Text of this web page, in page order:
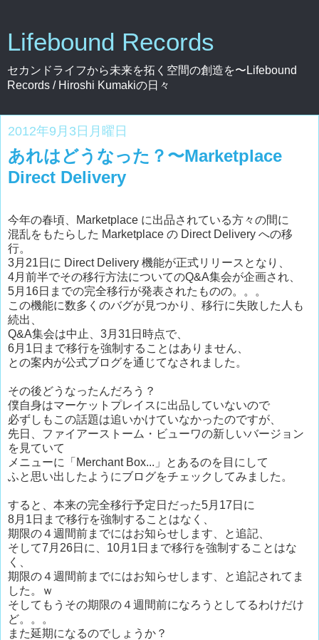
Lifebound Records
セカンドライフから未来を拓く空間の創造を〜Lifebound
Records / Hiroshi Kumakiの日々
2012年9月3日月曜日
あれはどうなった？〜Marketplace
Direct Delivery
今年の春頃、Marketplace に出品されている方々の間に
混乱をもたらした Marketplace の Direct Delivery への移
行。
3月21日に Direct Delivery 機能が正式リリースとなり、
4月前半でその移行方法についてのQ&A集会が企画され、
5月16日までの完全移行が発表されたものの。。。
この機能に数多くのバグが見つかり、移行に失敗した人も
続出、
Q&A集会は中止、3月31日時点で、
6月1日まで移行を強制することはありません、
との案内が公式ブログを通じてなされました。
その後どうなったんだろう？
僕自身はマーケットプレイスに出品していないので
必ずしもこの話題は追いかけていなかったのですが、
先日、ファイアーストーム・ビューワの新しいバージョン
を見ていて
メニューに「Merchant Box...」とあるのを目にして
ふと思い出したようにブログをチェックしてみました。
すると、本来の完全移行予定日だった5月17日に
8月1日まで移行を強制することはなく、
期限の４週間前までにはお知らせします、と追記、
そして7月26日に、10月1日まで移行を強制することはな
く、
期限の４週間前までにはお知らせします、と追記されてま
した。ｗ
そしてもうその期限の４週間前になろうとしてるわけだけ
ど。。。
また延期になるのでしょうか？